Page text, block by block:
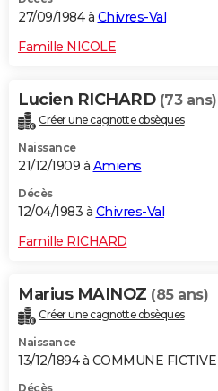
27/09/1984 à Chivres-Val
Famille NICOLE
Lucien RICHARD (73 ans)
Créer une cagnotte obsèques
Naissance
21/12/1909 à Amiens
Décès
12/04/1983 à Chivres-Val
Famille RICHARD
Marius MAINOZ (85 ans)
Créer une cagnotte obsèques
Naissance
13/12/1894 à COMMUNE FICTIVE
Décès